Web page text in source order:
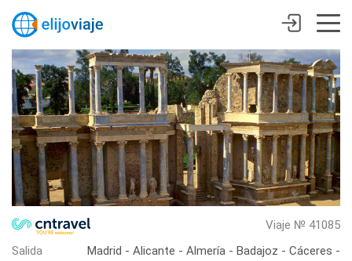
Viaje № 41085
Salida
Madrid - Alicante - Almería - Badajoz - Cáceres -